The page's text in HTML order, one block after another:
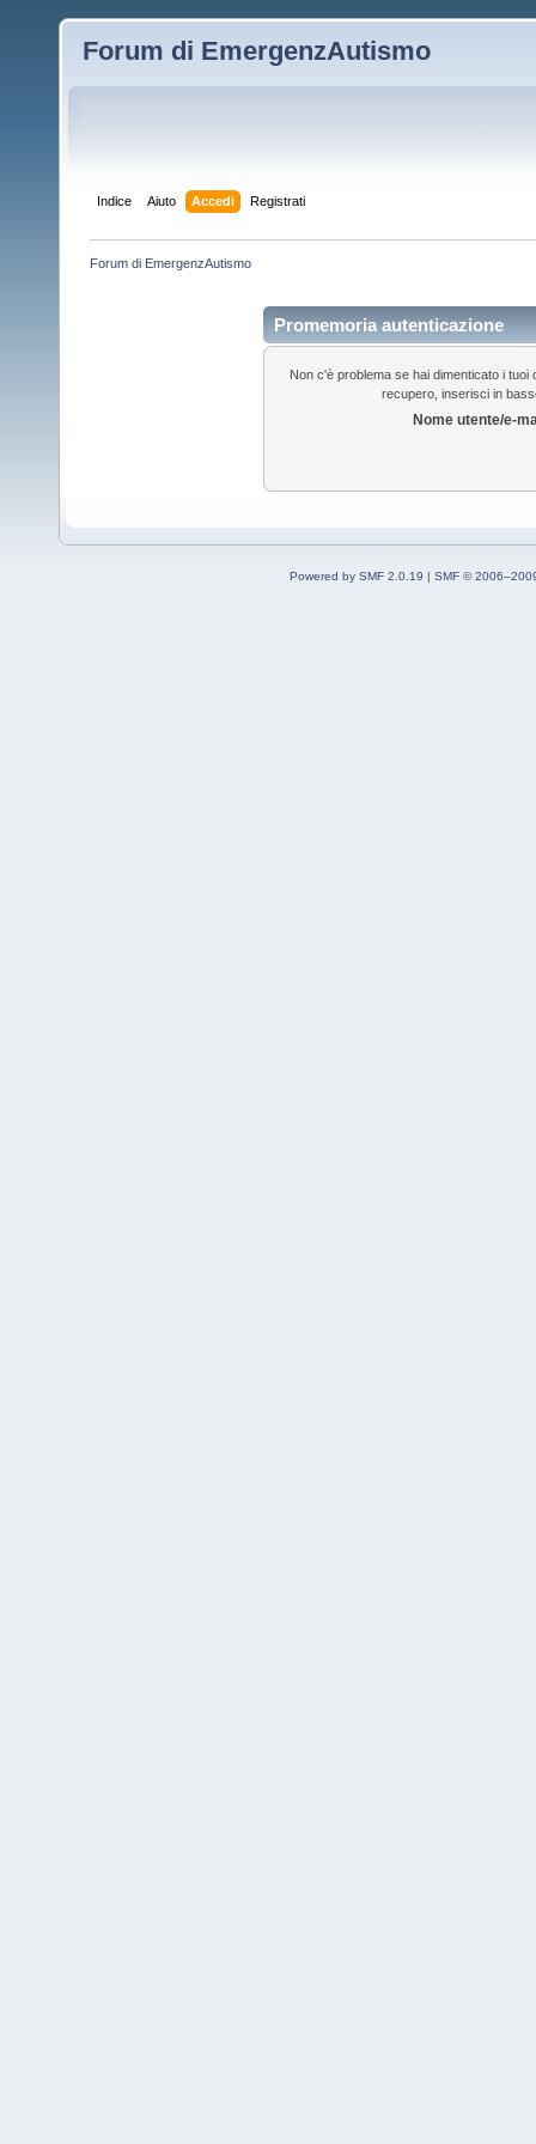
Forum di EmergenzAutismo
Indice Aiuto Accedi Registrati
Forum di EmergenzAutismo
Promemoria autenticazione
Non c'è problema se hai dimenticato i
recupero, inserisci in
Nome utente/e-
Powered by SMF 2.0.19 | SMF ©